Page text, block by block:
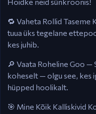
🔁 Vaheta Rollid
tuua üks tegelane
kes juhib.
🔎 Vaata Roheline Goo
koheselt — olgu see, kes
hüpped hoolikalt.
🎯 Mine Kõik Kalliskivid